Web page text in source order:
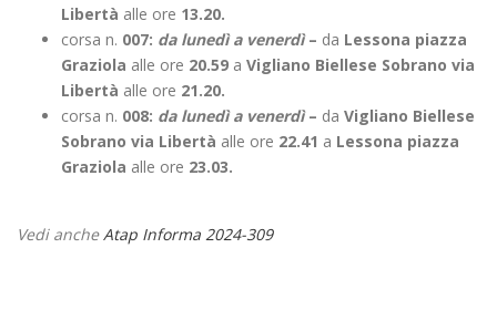
Libertà alle ore 13.20.
corsa n. 007: da lunedì a venerdì– da Lessona piazza
Graziola alle ore 20.59 a Vigliano Biellese Sobrano via
Libertà alle ore 21.20.
corsa n. 008: da lunedì a venerdì– da Vigliano Biellese
Sobrano via Libertà alle ore 22.41 a Lessona piazza
Graziola alle ore 23.03.
Vedi ancheAtap Informa 2024-309